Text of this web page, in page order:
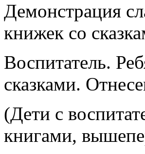
Демонстрация
книжек со
Воспитатель.
сказками.
(Дети с
книгами,